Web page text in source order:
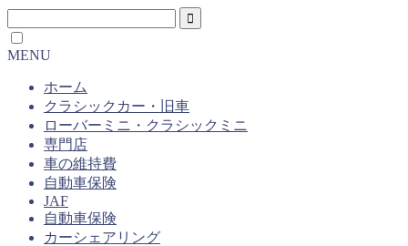
MENU
ホーム
クラシックカー・旧車
ローバーミニ・クラシックミニ
専門店
車の維持費
自動車保険
JAF
自動車保険
カーシェアリング